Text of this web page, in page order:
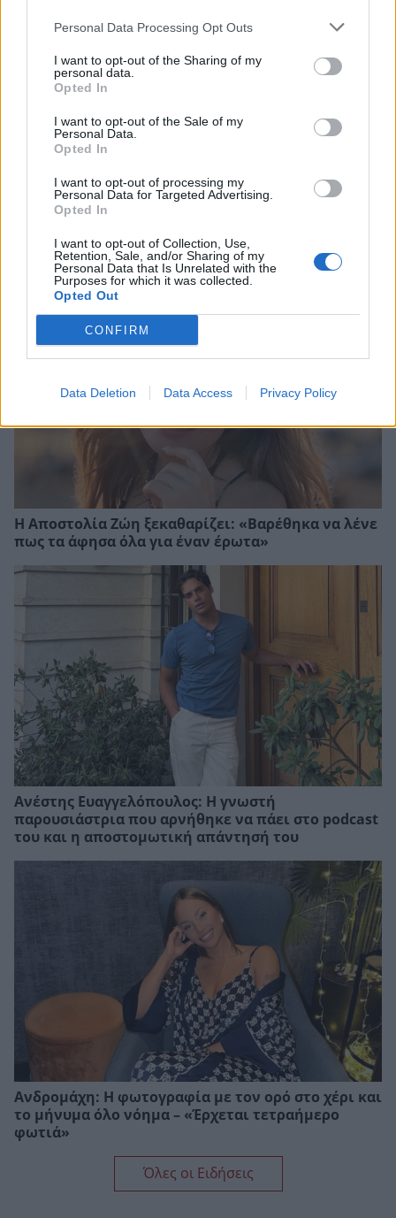
Personal Data Processing Opt Outs
I want to opt-out of the Sharing of my
personal data.
Opted In
I want to opt-out of the Sale of my
Personal Data.
Opted In
I want to opt-out of processing my
Personal Data for Targeted Advertising.
Opted In
I want to opt-out of Collection, Use,
Retention, Sale, and/or Sharing of my
Personal Data that Is Unrelated with the
Purposes for which it was collected.
Opted Out
CONFIRM
Data Deletion Data Access Privacy Policy
Εύβοια μαζί με τον Γρηγόρη Μόργκαν και τον γιο
τους – «Αυτή είναι η πραγματική πολυτέλεια»
Η Αποστολία Ζώη ξεκαθαρίζει: «Βαρέθηκα να λένε
πως τα άφησα όλα για έναν έρωτα»
Ανέστης Ευαγγελόπουλος: Η γνωστή
παρουσιάστρια που αρνήθηκε να πάει στο podcast
του και η αποστομωτική απάντησή του
Ανδρομάχη: Η φωτογραφία με τον ορό στο χέρι και
το μήνυμα όλο νόημα – «Έρχεται τετραήμερο
φωτιά»
Όλες οι Ειδήσεις